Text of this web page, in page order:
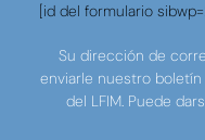
[id del formulario
Su dirección de
enviarle nuestro
del LFIM. Puede